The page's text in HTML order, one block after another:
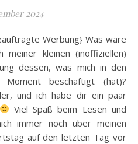
2024
meiner kleinen (inoffiziellen)
dessen, was mich in den
beschäftigt (hat)?
und ich habe dir ein paar
Viel Spaß beim Lesen und
immer noch über meinen
auf den letzten Tag vor